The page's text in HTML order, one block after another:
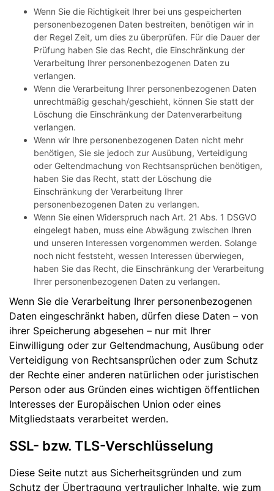
Wenn Sie die Richtigkeit Ihrer bei uns gespeicherten
personenbezogenen Daten bestreiten, benötigen wir in
der Regel Zeit, um dies zu überprüfen. Für die Dauer der
Prüfung haben Sie das Recht, die Einschränkung der
Verarbeitung Ihrer personenbezogenen Daten zu
verlangen.
Wenn die Verarbeitung Ihrer personenbezogenen Daten
unrechtmäßig geschah/geschieht, können Sie statt der
Löschung die Einschränkung der Datenverarbeitung
verlangen.
Wenn wir Ihre personenbezogenen Daten nicht mehr
benötigen, Sie sie jedoch zur Ausübung, Verteidigung
oder Geltendmachung von Rechtsansprüchen benötigen,
haben Sie das Recht, statt der Löschung die
Einschränkung der Verarbeitung Ihrer
personenbezogenen Daten zu verlangen.
Wenn Sie einen Widerspruch nach Art. 21 Abs. 1 DSGVO
eingelegt haben, muss eine Abwägung zwischen Ihren
und unseren Interessen vorgenommen werden. Solange
noch nicht feststeht, wessen Interessen überwiegen,
haben Sie das Recht, die Einschränkung der Verarbeitung
Ihrer personenbezogenen Daten zu verlangen.
Wenn Sie die Verarbeitung Ihrer personenbezogenen
Daten eingeschränkt haben, dürfen diese Daten – von
ihrer Speicherung abgesehen – nur mit Ihrer
Einwilligung oder zur Geltendmachung, Ausübung oder
Verteidigung von Rechtsansprüchen oder zum Schutz
der Rechte einer anderen natürlichen oder juristischen
Person oder aus Gründen eines wichtigen öffentlichen
Interesses der Europäischen Union oder eines
Mitgliedstaats verarbeitet werden.
SSL- bzw. TLS-Verschlüsselung
Diese Seite nutzt aus Sicherheitsgründen und zum
Schutz der Übertragung vertraulicher Inhalte, wie zum